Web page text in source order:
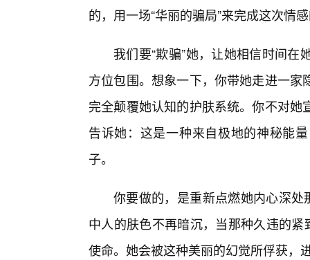
的，用一场“华丽的骗局”来完成这次情
我们要“欺骗”她，让她相信时间
方位包围。想象一下，你带她走进一
完全颠覆她认知的护肤系统。你不对
告诉她：这是一种来自极地的神秘能
子。
你要做的，是重新点燃她内心深处
中人的肤色不再暗沉，当那种久违的
使命。她会被这种美丽的幻觉所俘获，